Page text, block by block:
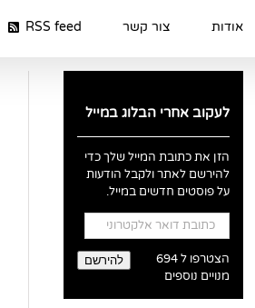
אודות צור קשר RSS feed
לעקוב אחרי הבלוג במייל
הזן את כתובת המייל שלך כדי
להירשם לאתר ולקבל הודעות
על פוסטים חדשים במייל.
כתובת
דואר
אלקטרוני
להירשם
הצטרפו ל 694
מנויים נוספים